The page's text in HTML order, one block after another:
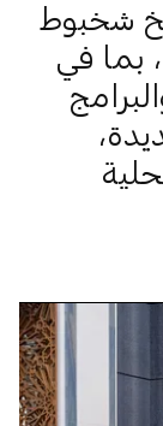
شخبوط
بما في